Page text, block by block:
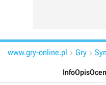
www.gry-online.pl  Gry 
InfoOpis